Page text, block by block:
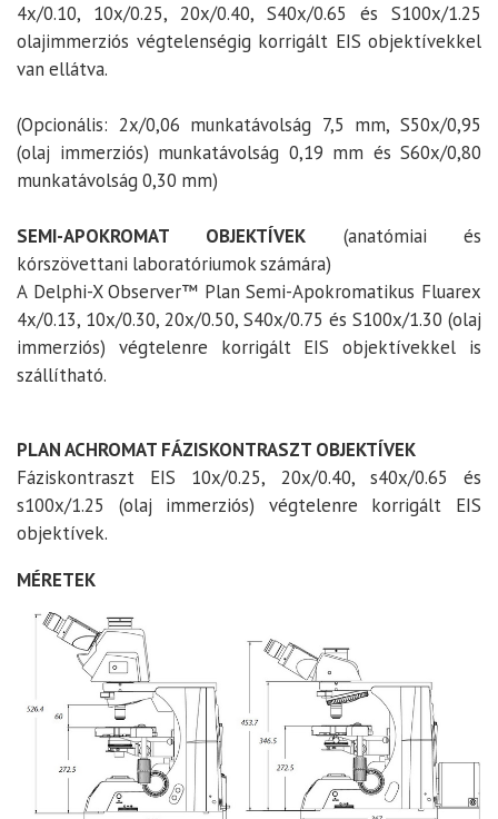
4x/0.10, 10x/0.25, 20x/0.40, S40x/0.65 és S100x/1.25
olajimmerziós végtelenségig korrigált EIS objektívekkel
van ellátva.
(Opcionális: 2x/0,06 munkatávolság 7,5 mm, S50x/0,95
(olaj immerziós) munkatávolság 0,19 mm és S60x/0,80
munkatávolság 0,30 mm)
SEMI-APOKROMAT OBJEKTÍVEK (anatómiai és
kórszövettani laboratóriumok számára)
A Delphi-X Observer™ Plan Semi-Apokromatikus Fluarex
4x/0.13, 10x/0.30, 20x/0.50, S40x/0.75 és S100x/1.30 (olaj
immerziós) végtelenre korrigált EIS objektívekkel is
szállítható.
PLAN ACHROMAT FÁZISKONTRASZT OBJEKTÍVEK
Fáziskontraszt EIS 10x/0.25, 20x/0.40, s40x/0.65 és
s100x/1.25 (olaj immerziós) végtelenre korrigált EIS
objektívek.
MÉRETEK